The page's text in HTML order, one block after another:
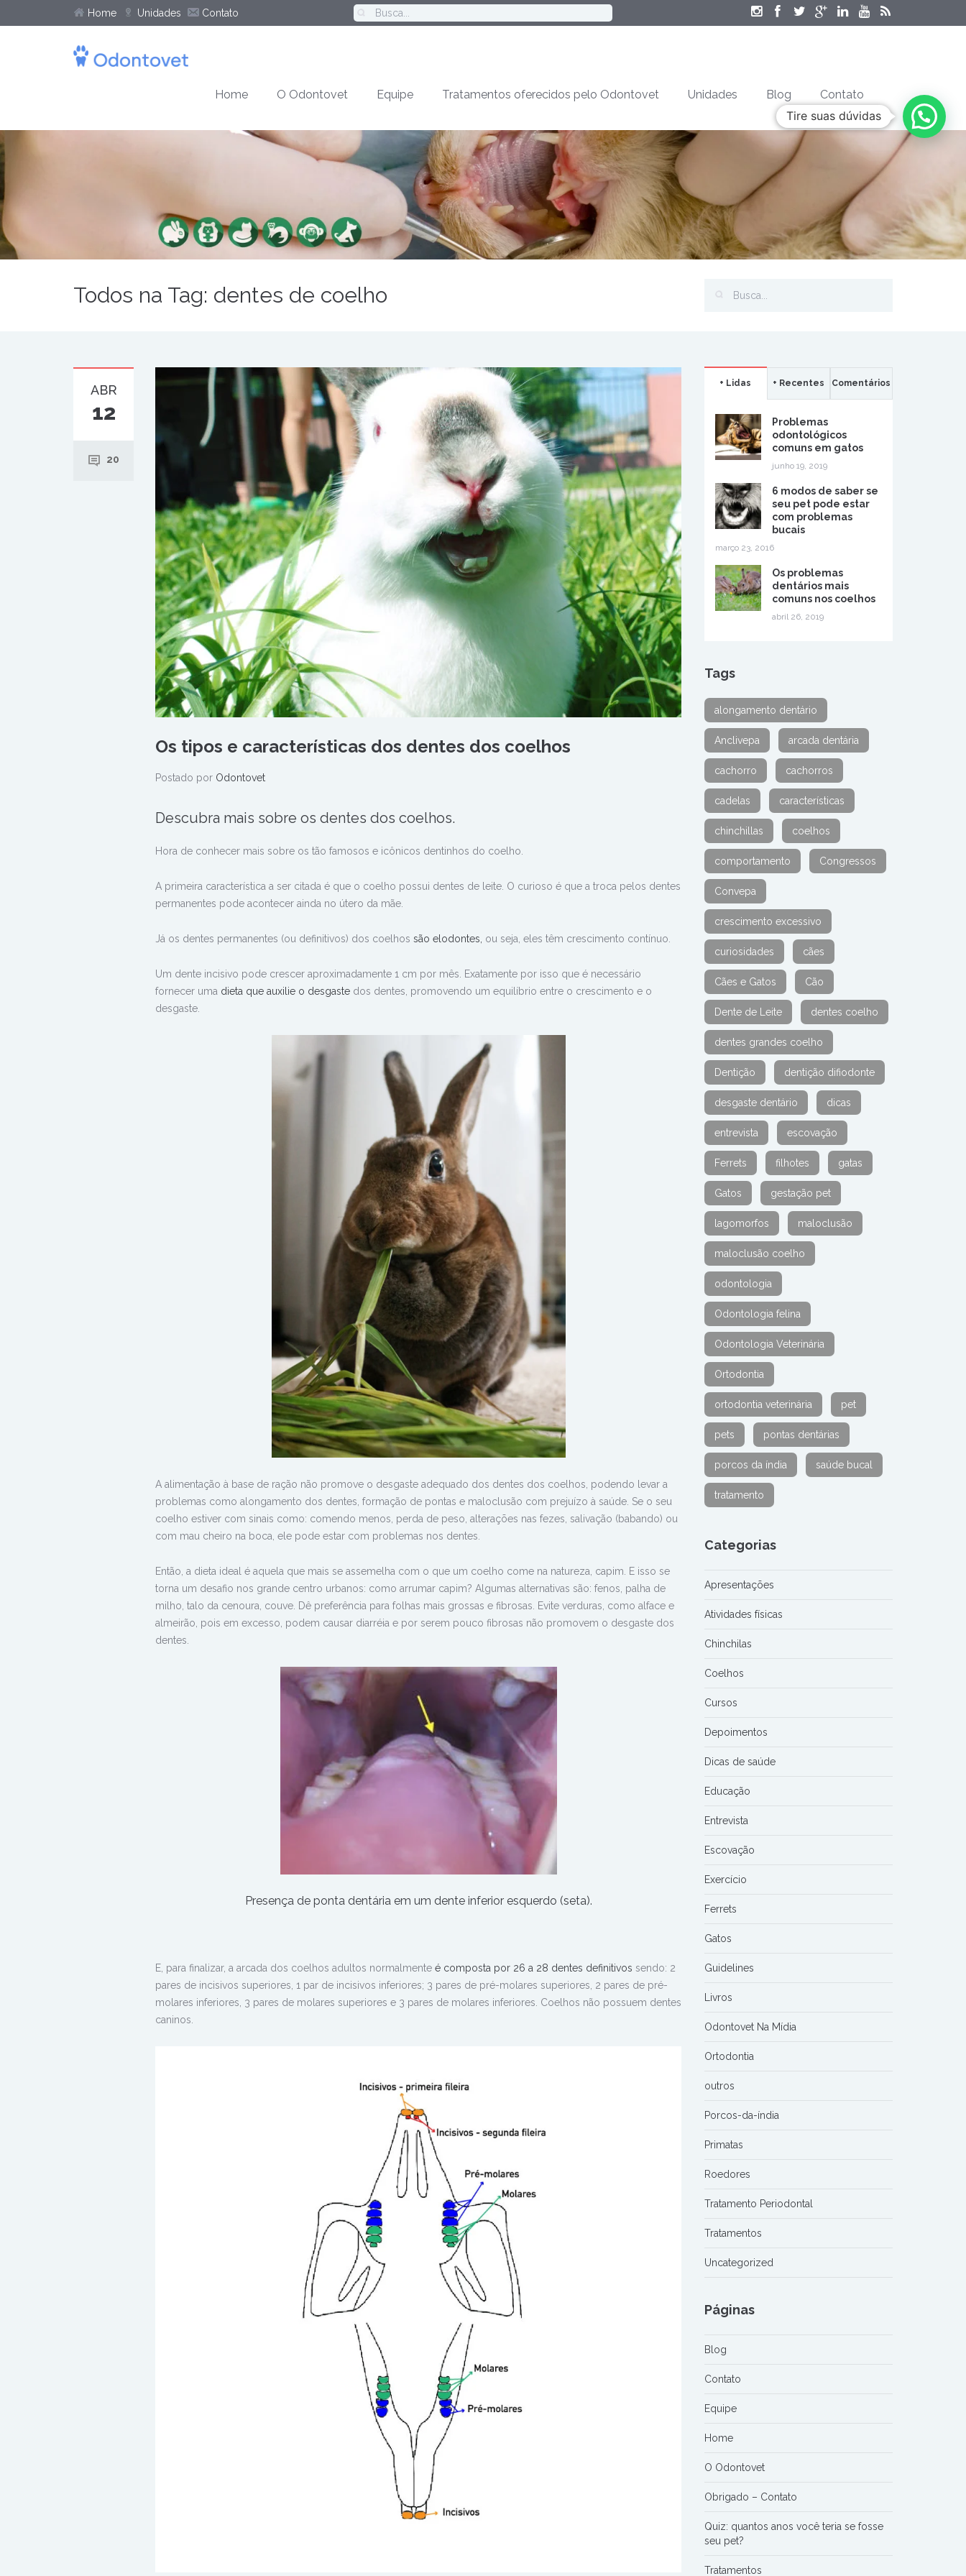
Home Unidades Contato
Home O Odontovet Equipe Tratamentos oferecidos pelo Odontovet Unidades Blog Contato
Todos na Tag: dentes de coelho
ABR
12
20
Os tipos e características dos dentes dos coelhos
Postado por Odontovet
Descubra mais sobre os dentes dos coelhos.
Hora de conhecer mais sobre os tão famosos e icônicos dentinhos do coelho.
A primeira característica a ser citada é que o coelho possui dentes de leite. O curioso é que a troca pelos dentes
permanentes pode acontecer ainda no útero da mãe.
Já os dentes permanentes (ou definitivos) dos coelhos são elodontes, ou seja, eles têm crescimento contínuo.
Um dente incisivo pode crescer aproximadamente 1 cm por mês. Exatamente por isso que é necessário
fornecer uma dieta que auxilie o desgaste dos dentes, promovendo um equilíbrio entre o crescimento e o
desgaste.
A alimentação à base de ração não promove o desgaste adequado dos dentes dos coelhos, podendo levar a
problemas como alongamento dos dentes, formação de pontas e maloclusão com prejuízo à saúde. Se o seu
coelho estiver com sinais como: comendo menos, perda de peso, alterações nas fezes, salivação (babando) ou
com mau cheiro na boca, ele pode estar com problemas nos dentes.
Então, a dieta ideal é aquela que mais se assemelha com o que um coelho come na natureza, capim. E isso se
torna um desafio nos grande centro urbanos: como arrumar capim? Algumas alternativas são: fenos, palha de
milho, talo da cenoura, couve. Dê preferência para folhas mais grossas e fibrosas. Evite verduras, como alface e
almeirão, pois em excesso, podem causar diarréia e por serem pouco fibrosas não promovem o desgaste dos
dentes.
Presença de ponta dentária em um dente inferior esquerdo (seta).
E, para finalizar, a arcada dos coelhos adultos normalmente é composta por 26 a 28 dentes definitivos sendo: 2
pares de incisivos superiores, 1 par de incisivos inferiores; 3 pares de pré-molares superiores, 2 pares de pré-
molares inferiores, 3 pares de molares superiores e 3 pares de molares inferiores. Coelhos não possuem dentes
caninos.
+ Lidas + Recentes Comentários
Problemas
odontológicos
comuns em gatos
junho 19, 2019
6 modos de saber se
seu pet pode estar
com problemas
bucais
março 23, 2016
Os problemas
dentários mais
comuns nos coelhos
abril 26, 2019
Tags
alongamento dentário
Anclivepa arcada dentária
cachorro cachorros
cadelas características
chinchillas coelhos
comportamento Congressos
Convepa
crescimento excessivo
curiosidades cães
Cães e Gatos Cão
Dente de Leite dentes coelho
dentes grandes coelho
Dentição dentição difiodonte
desgaste dentário dicas
entrevista escovação
Ferrets filhotes gatas
Gatos gestação pet
lagomorfos maloclusão
maloclusão coelho
odontologia
Odontologia felina
Odontologia Veterinária
Ortodontia
ortodontia veterinária pet
pets pontas dentárias
porcos da índia saúde bucal
tratamento
Categorias
Apresentações
Atividades físicas
Chinchilas
Coelhos
Cursos
Depoimentos
Dicas de saúde
Educação
Entrevista
Escovação
Exercício
Ferrets
Gatos
Guidelines
Livros
Odontovet Na Mídia
Ortodontia
outros
Porcos-da-índia
Primatas
Roedores
Tratamento Periodontal
Tratamentos
Uncategorized
Páginas
Blog
Contato
Equipe
Home
O Odontovet
Obrigado – Contato
Quiz: quantos anos você teria se fosse
seu pet?
Tratamentos
Tire suas dúvidas